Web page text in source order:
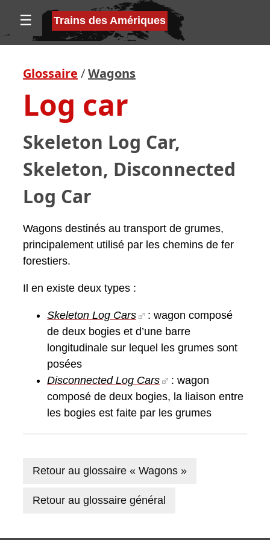
☰ Trains des Amériques
Glossaire /Wagons
Log car
Skeleton Log Car,
Skeleton, Disconnected
Log Car
Wagons destinés au transport de grumes,
principalement utilisé par les chemins de fer
forestiers.
Il en existe deux types :
Skeleton Log Cars
: wagon composé
de deux bogies et d’une barre
longitudinale sur lequel les grumes sont
posées
Disconnected Log Cars
: wagon
composé de deux bogies, la liaison entre
les bogies est faite par les grumes
Retour au glossaire « Wagons »
Retour au glossaire général